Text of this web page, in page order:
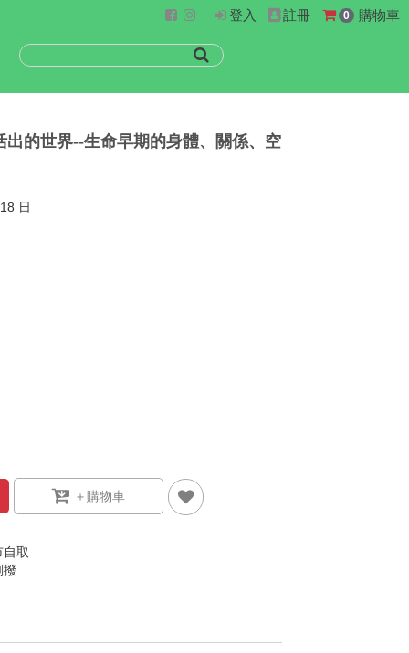
登入 註冊 0 購物車
出的世界--生命早期的身體、關係、空
日
取
撥